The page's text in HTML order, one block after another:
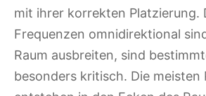
mit ihrer korrekten Platzierung.
Frequenzen omnidirektional
Raum ausbreiten, sind
besonders kritisch. Die meisten